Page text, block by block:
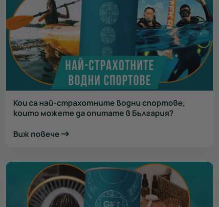
Кои са най-страхотните водни спортове,
които можете да опитате в България?
Виж повече